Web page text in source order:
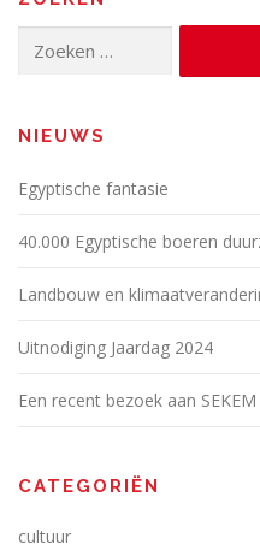
naar:
NIEUWS
Egyptische fantasie
40.000 Egyptische boeren
Landbouw en
Uitnodiging Jaardag 2024
Een recent bezoek aan SEKEM
CATEGORIËN
cultuur